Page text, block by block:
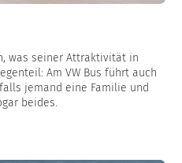
was seiner Attraktivität in
Am VW Bus führt auch
jemand eine Familie und
beides.